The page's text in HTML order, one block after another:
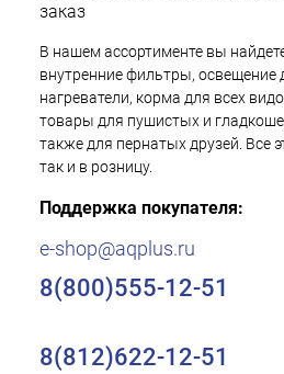
заказ
В нашем ассортименте вы
внутренние фильтры, освещение
нагреватели, корма для всех
товары для пушистых и
также для пернатых друзей. Все
так и в розницу.
Поддержка покупателя:
e-shop@aqplus.ru
8(800)555-12-51
8(812)622-12-51